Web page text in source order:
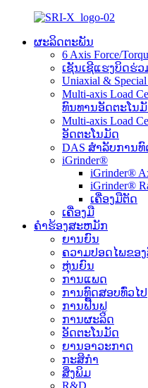
ຜະລິດຕະພັນ
6 Axis Force/
ເຊັນເຊີແຮງບິດຮ່
Uniaxial &
Multi-axis Load
ທົນທານອັດຕະໂນ
Multi-axis Load
ອັດຕະໂນມັດ
DAS ສໍາລັບການ
iGrinder®
iGrinder®
iGrinder®
ເຄື່ອງມືຕັດ
ເຄື່ອງມື
ຄໍາຮ້ອງສະຫມັກ
ຍານຍົນ
ຄວາມປອດໄພຂອ
ຫຸ່ນຍົນ
ການແພດ
ການທົດສອບທົ່ວໄປ
ການຟື້ນຟູ
ການຜະລິດ
ອັດຕະໂນມັດ
ຍານອາວະກາດ
ກະສິກຳ
ສິ່ງພິມ
R&D